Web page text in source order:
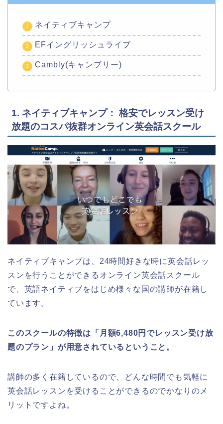
ネイティブキャンプ
EFイングリッシュライブ
Cambly(キャンブリー)
1. ネイティブキャンプ： 格安でレッスン受け
放題のコスパ抜群オンライン英会話スクール
ネイティブキャンプは、24時間好きな時に英会話レッ
スンを行うことができるオンライン英会話スクール
で、英語ネイティブをはじめ様々な国の講師が在籍し
ています。
このスクールの特徴は「月額6,480円でレッスン受け放
題のプラン」が用意されているということ。
講師の多く在籍しているので、どんな時間でも気軽に
英会話レッスンを受けることができるのでかなりのメ
リットですよね。